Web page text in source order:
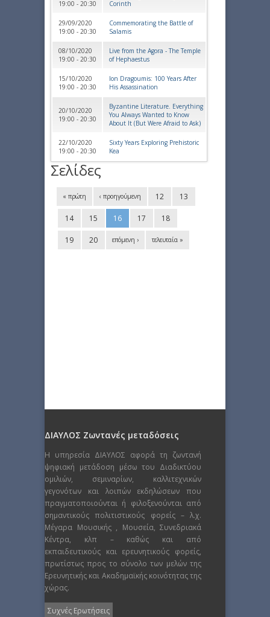
19:00 - 20:30
Corinth
29/09/2020
19:00 - 20:30
Commemorating the Battle of
Salamis
08/10/2020
19:00 - 20:30
Live from the Agora - The Temple
of Hephaestus
15/10/2020
19:00 - 20:30
Ion Dragoumis: 100 Years After
His Assassination
20/10/2020
19:00 - 20:30
Byzantine Literature. Everything
You Always Wanted to Know
About It (But Were Afraid to Ask)
22/10/2020
19:00 - 20:30
Sixty Years Exploring Prehistoric
Kea
Σελίδες
« πρώτη ‹ προηγούμενη 12 13
14 15 16 17 18
19 20 επόμενη › τελευταία »
ΔΙΑΥΛΟΣ Ζωντανές μεταδόσεις
Η υπηρεσία ΔΙΑΥΛΟΣ αφορά τη ζωντανή
ψηφιακή μετάδοση μέσω του Διαδικτύου
ομιλιών, σεμιναρίων, καλλιτεχνικών
γεγονότων και λοιπών εκδηλώσεων που
πραγματοποιούνται ή φιλοξενούνται από
σημαντικούς πολιτιστικούς φορείς – λ.χ.
Μέγαρα Μουσικής , Μουσεία, Συνεδριακά
Κέντρα, κλπ – καθώς και από
εκπαιδευτικούς και ερευνητικούς φορείς,
πρωτίστως προς το σύνολο των μελών της
Ερευνητικής και Ακαδημαϊκής κοινότητας της
χώρας.
Συχνές Ερωτήσεις